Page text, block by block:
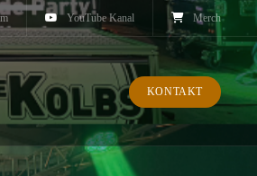
Merch
YouTube Kanal
KONTAKT